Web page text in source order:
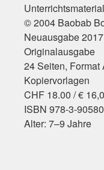
© 2004 Baobab
Neuausgabe 2017
Originalausgabe
24 Seiten, Format
Kopiervorlagen
CHF 18.00 / €
ISBN 978-3-
Alter: 7–9 Jahre